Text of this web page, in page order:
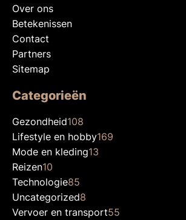
Over ons
Betekenissen
Contact
Partners
Sitemap
Categorieën
Gezondheid108
Lifestyle en hobby169
Mode en kleding13
Reizen10
Technologie85
Uncategorized8
Vervoer en transport55